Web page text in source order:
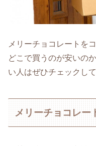
メリーチョコレートを
どこで買うのが安いの
い人はぜひチェックして
メリーチョコレー